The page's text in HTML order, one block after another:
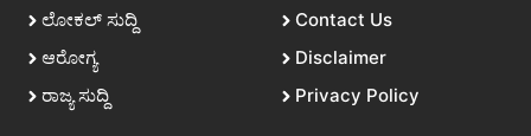
ಲೋಕಲ್ ಸುದ್ದಿ
ಆರೋಗ್ಯ
ರಾಜ್ಯ ಸುದ್ದಿ
Contact Us
Disclaimer
Privacy Policy